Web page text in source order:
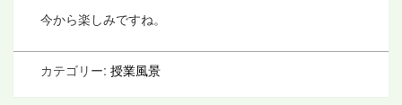
今から楽しみですね。
カテゴリー: 授業風景